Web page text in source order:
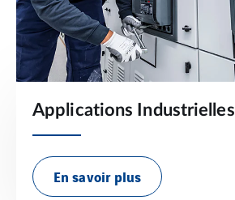
Applications Industrielles
En savoir plus